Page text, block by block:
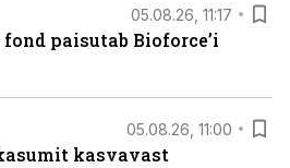
05.08.26, 11:17
paisutab Bioforce’i
05.08.26, 11:00
kasvavast